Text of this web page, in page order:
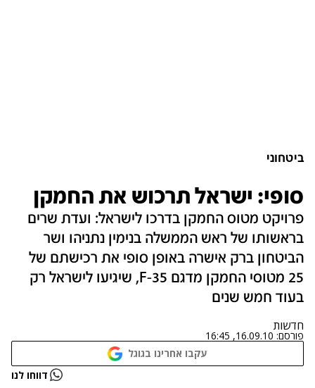
ביטחוני
סופי: ישראל תרכוש את החמקן
פרויקט מטוס החמקן בדרכו לישראל: ועדת שרים
בראשותו של ראש הממשלה בנימין נתניהו ושר
הביטחון ברק אישרה באופן סופי את רכישתם של
25 מטוסי החמקן מדגם F-35, שיגיעו לישראל רק
בעוד חמש שנים
חדשות
פורסם: 16.09.10, 16:45
עקבו אחרינו בגוגל
נתקלנו בבעיה דווחו לנו